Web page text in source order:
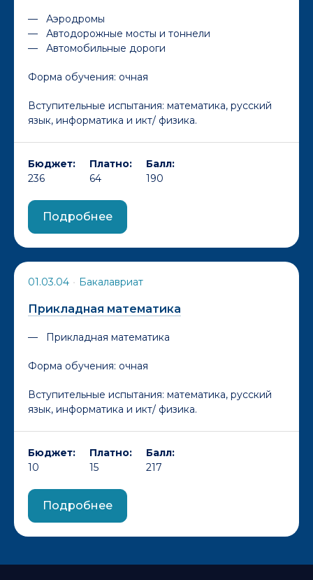
Аэродромы
Автодорожные мосты и тоннели
Автомобильные дороги
Форма обучения: очная
Вступительные испытания: математика, русский
язык, информатика и икт/ физика.
Бюджет:
236
Платно:
64
Балл:
190
Подробнее
01.03.04 • Бакалавриат
Прикладная математика
Прикладная математика
Форма обучения: очная
Вступительные испытания: математика, русский
язык, информатика и икт/ физика.
Бюджет:
10
Платно:
15
Балл:
217
Подробнее